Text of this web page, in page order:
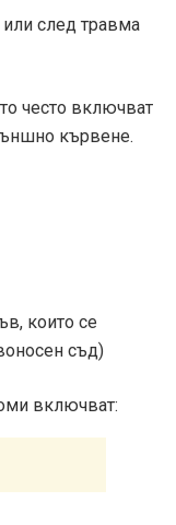
след травма
често включват
кървене.
които се
съд)
включват: